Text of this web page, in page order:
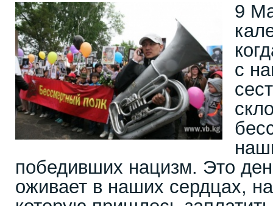
9
с
победивших нацизм. Это
оживает в наших сердцах,